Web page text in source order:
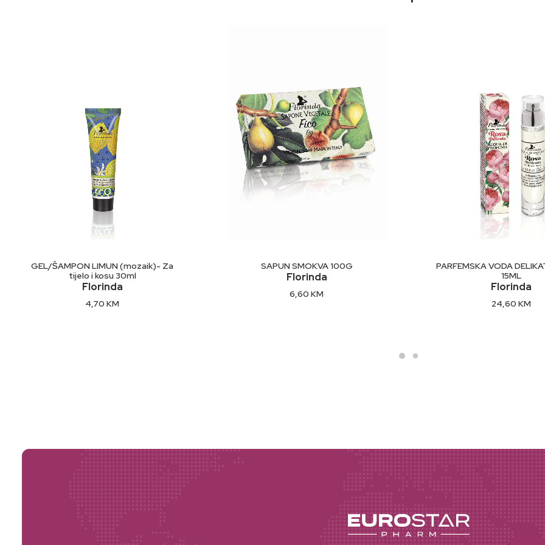
DODAJ U KORPU
GEL/ŠAMPON LIMUN (mozaik)- Za
tijelo i kosu 30ml
Florinda
4,70 KM
DODAJ U KORPU
SAPUN SMOKVA 100G
Florinda
6,60 KM
DODAJ U KORPU
PARFEMSKA VODA
15ML
Florinda
24,60 KM